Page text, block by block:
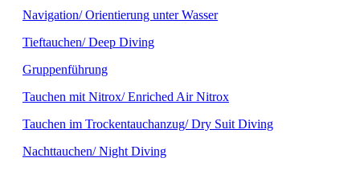
Navigation/ Orientierung unter Wasser
Tieftauchen/ Deep Diving
Gruppenführung
Tauchen mit Nitrox/ Enriched Air Nitrox
Tauchen im Trockentauchanzug/ Dry Suit Diving
Nachttauchen/ Night Diving